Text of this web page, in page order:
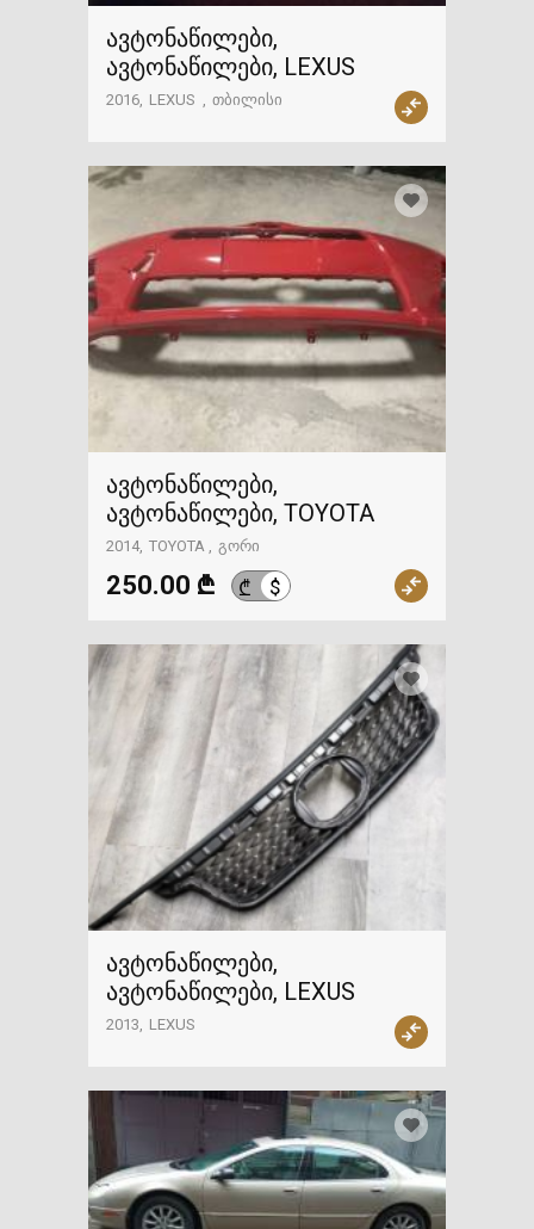
ავტონაწილები,
ავტონაწილები, LEXUS
2016 LEXUS თბილისი
ავტონაწილები,
ავტონაწილები, TOYOTA
2014 TOYOTA გორი
250.00 ₾ ₾ $
ავტონაწილები,
ავტონაწილები, LEXUS
2013 LEXUS